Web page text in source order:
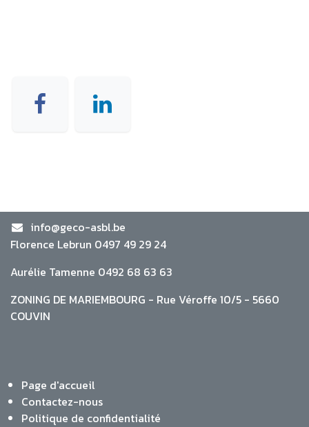
info@geco-asbl.be
Florence Lebrun 0497 49 29 24
Aurélie Tamenne 0492 68 63 63
ZONING DE MARIEMBOURG - Rue Véroffe 10/5 - 5660
COUVIN
Page d'accueil
Contactez-nous
Politique de confidentialité